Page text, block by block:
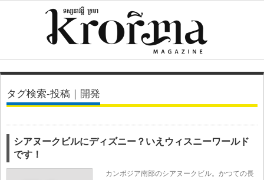
タグ検索-投稿｜開発
シアヌークビルにディズニー？いえウィスニーワールド
です！
カンボジア南部のシアヌークビル。かつての長